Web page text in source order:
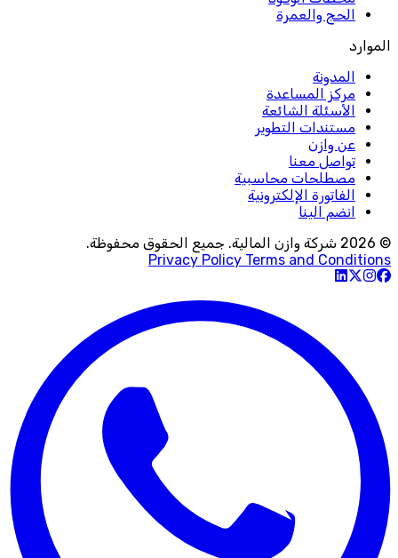
الحج والعمرة
الموارد
المدونة
مركز المساعدة
الأسئلة الشائعة
مستندات التطوير
عن وازن
تواصل معنا
مصطلحات محاسبية
الفاتورة الإلكترونية
انضم الينا
© 2026 شركة وازن المالية. جميع الحقوق محفوظة.
Privacy Policy Terms and Conditions